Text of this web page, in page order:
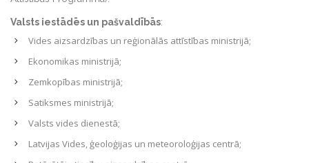
Valsts iestādēs un pašvaldībās:
Vides aizsardzības un reģionālās attīstības ministrijā;
Ekonomikas ministrijā;
Zemkopības ministrijā;
Satiksmes ministrijā;
Valsts vides dienestā;
Latvijas Vides, ģeoloģijas un meteoroloģijas centrā;